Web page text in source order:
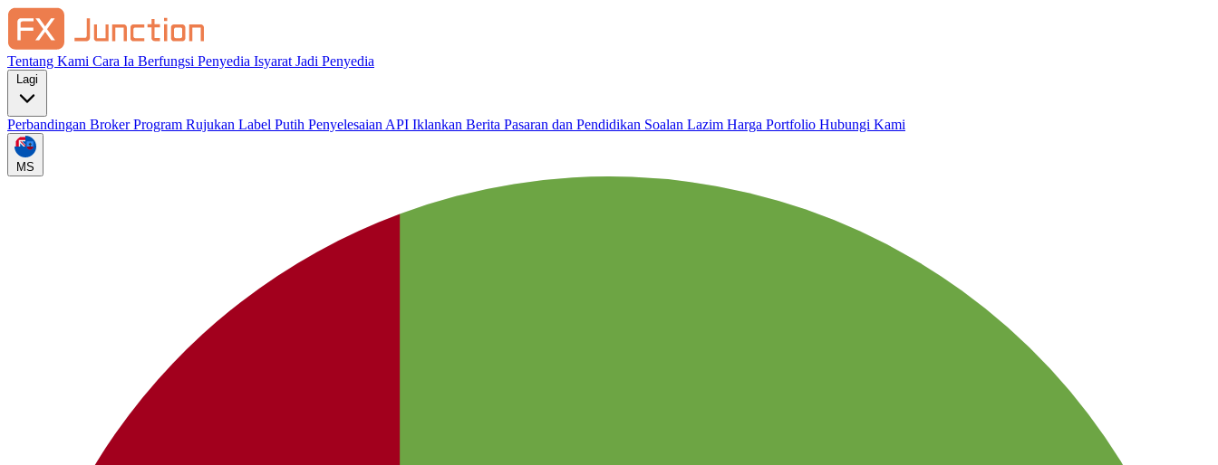
Tentang Kami Cara Ia Berfungsi Penyedia Isyarat Jadi Penyedia
Perbandingan BrokerProgram Rujukan Label Putih Penyelesaian API Iklankan Berita Pasaran dan Pendidikan Soalan Lazim Harga Portfolio Hubungi Kami
MS